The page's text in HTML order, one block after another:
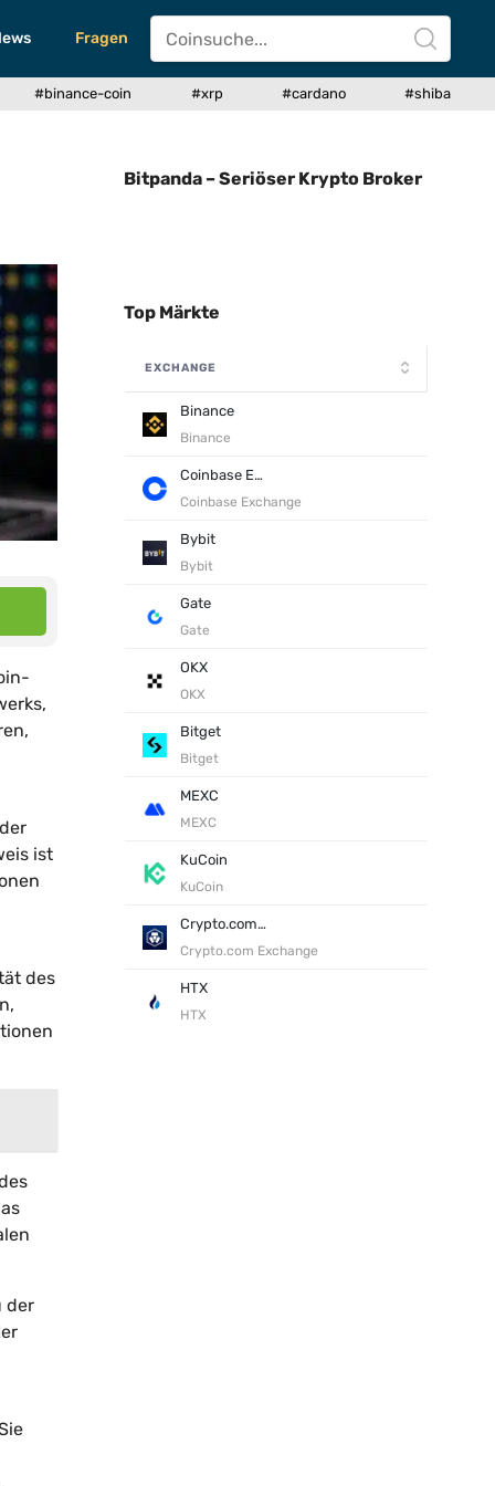
Fragen
#binance-coin #xrp #cardano #shiba
ist
des
der
Bitpanda – Seriöser Krypto Broker
Top Märkte
EXCHANGE
Binance
Binance
Coinbase Exchange
Coinbase Exchange
Bybit
Bybit
Gate
Gate
OKX
OKX
Bitget
Bitget
MEXC
MEXC
KuCoin
KuCoin
Crypto.com Exchange
Crypto.com Exchange
HTX
HTX